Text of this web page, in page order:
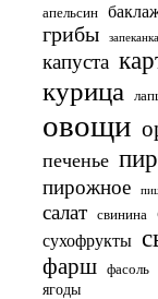
апельсин
грибы запеканка
капуста
курица
овощи
печенье
пирожное
салат свинина
сухофрукты
фарш фасоль
ягоды